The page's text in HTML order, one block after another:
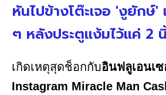
หันไปข้างโต๊ะเจอ 'งูยักษ์
ๆ หลังประตูแง้มไว้แค่ 2
เกิดเหตุสุดช็อกกับอินฟลูเอนเซ
Instagram Miracle Man